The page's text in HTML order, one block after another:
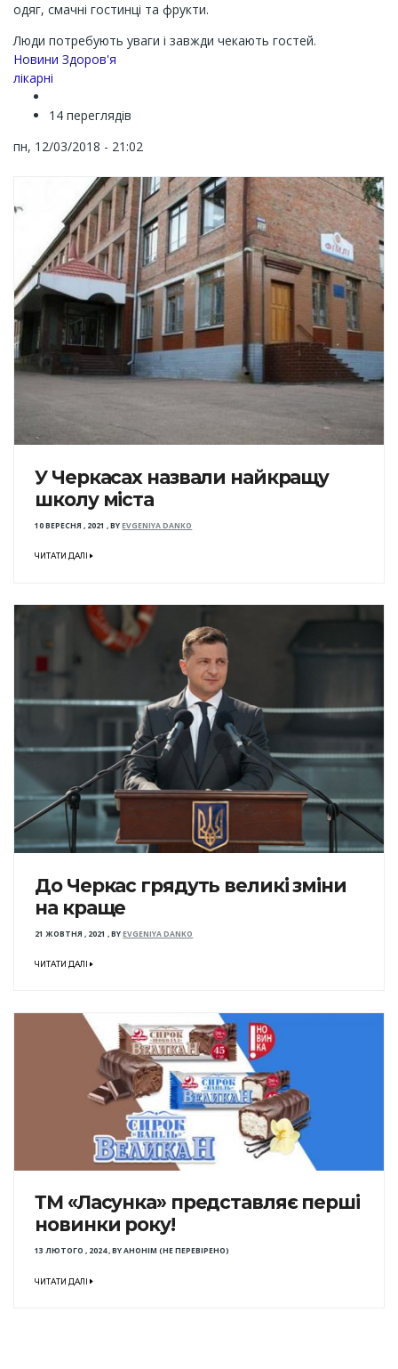
одяг, смачні гостинці та фрукти.
Люди потребують уваги і завжди чекають гостей.
Новини Здоров'я
лікарні
14 переглядів
пн, 12/03/2018 - 21:02
У Черкасах назвали найкращу
школу міста
10 ВЕРЕСНЯ , 2021 ,BYEVGENIYA DANKO
ЧИТАТИ ДАЛІ
До Черкас грядуть великі зміни
на краще
21 ЖОВТНЯ , 2021 ,BYEVGENIYA DANKO
ЧИТАТИ ДАЛІ
ТМ «Ласунка» представляє перші
новинки року!
13 ЛЮТОГО , 2024,BYАНОНІМ (НЕ ПЕРЕВІРЕНО)
ЧИТАТИ ДАЛІ